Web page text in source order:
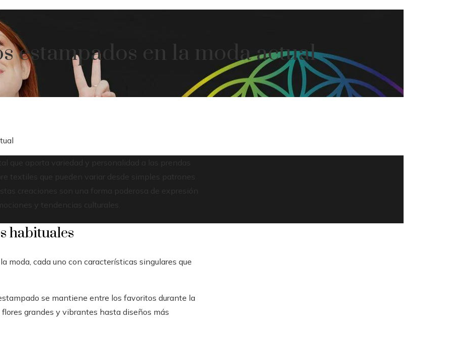
estampados en la moda actual
que aporta variedad y personalidad a las prendas
textiles que pueden variar desde simples patrones
creaciones son una forma poderosa de expresión
y tendencias culturales.
habituales
moda, cada uno con características singulares que
se mantiene entre los favoritos durante la
grandes y vibrantes hasta diseños más